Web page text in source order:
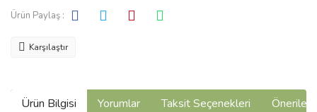
Ürün Paylaş :
Karşılaştır
Ürün Bilgisi Yorumlar Taksit Seçenekleri